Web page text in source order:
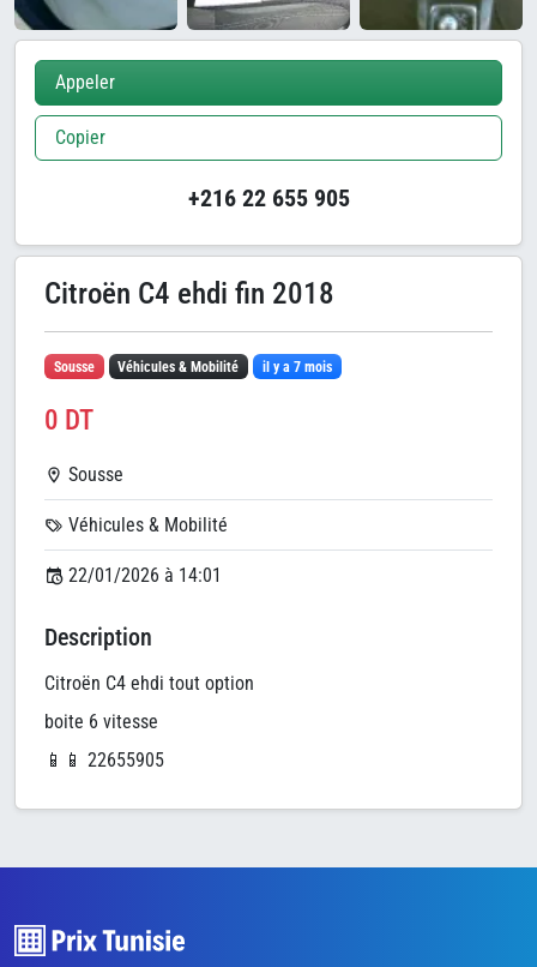
Appeler
Copier
+216 22 655 905
Citroën C4 ehdi fin 2018
Sousse Véhicules & Mobilité il y a 7 mois
0 DT
Sousse
Véhicules & Mobilité
22/01/2026 à 14:01
Description
Citroën C4 ehdi tout option
boite 6 vitesse
📱📱 22655905